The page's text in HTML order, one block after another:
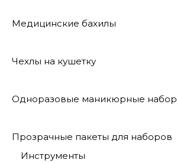
Медицинские бахилы
Чехлы на кушетку
Одноразовые маникюрные
Прозрачные пакеты для наборов
Инструменты